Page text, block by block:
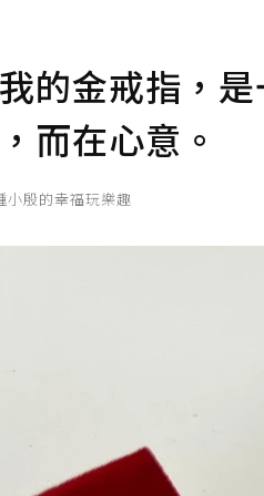
的金戒指，
而在心意。
小殷的幸福玩樂趣